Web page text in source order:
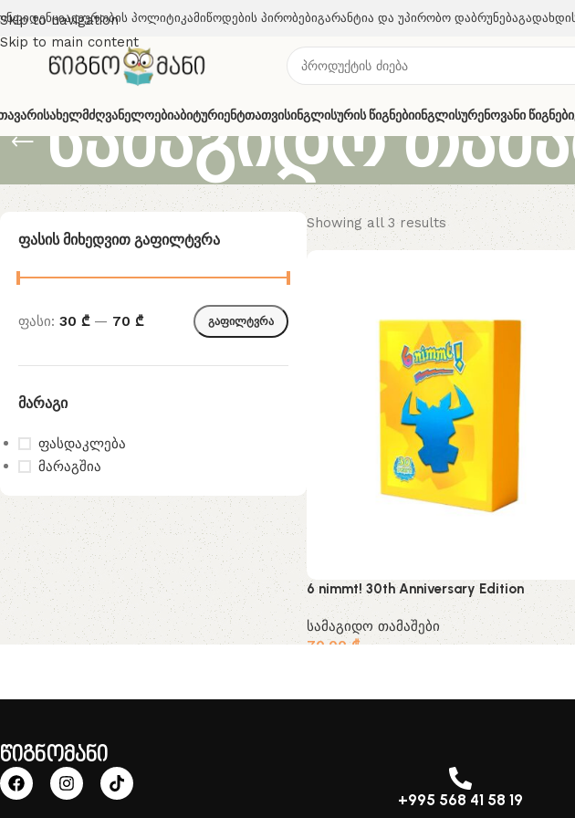
Skip to navigation
Skip to main content
ᲞოლიტიკაᲛიწოდების ᲞირობებიᲒარანტია Და Უპირობო Დაბრუნება
ᲡახელმძღვანელოებიᲐბიტურიენტთათვისᲘნგლისურის ᲬიგნებიᲘნგლისურენოვანი Წიგნები
სამაგიდო
Ფასის Მიხედვით Გაფილტვრა
გაფილტვრა
ფასი: 30 ₾— 70 ₾
Მარაგი
ფასდაკლება
მარაგშია
Showing all 3 results
6 nimmt! 30th Anniversary Edition
სამაგიდო თამაშები
70.00₾
წიგნომანი
+995 568 41 58 19